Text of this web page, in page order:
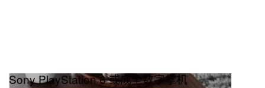
Sony PlayStation 6 或成全数字掌机